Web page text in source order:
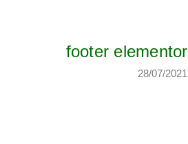
footer elementor
28/07/2021